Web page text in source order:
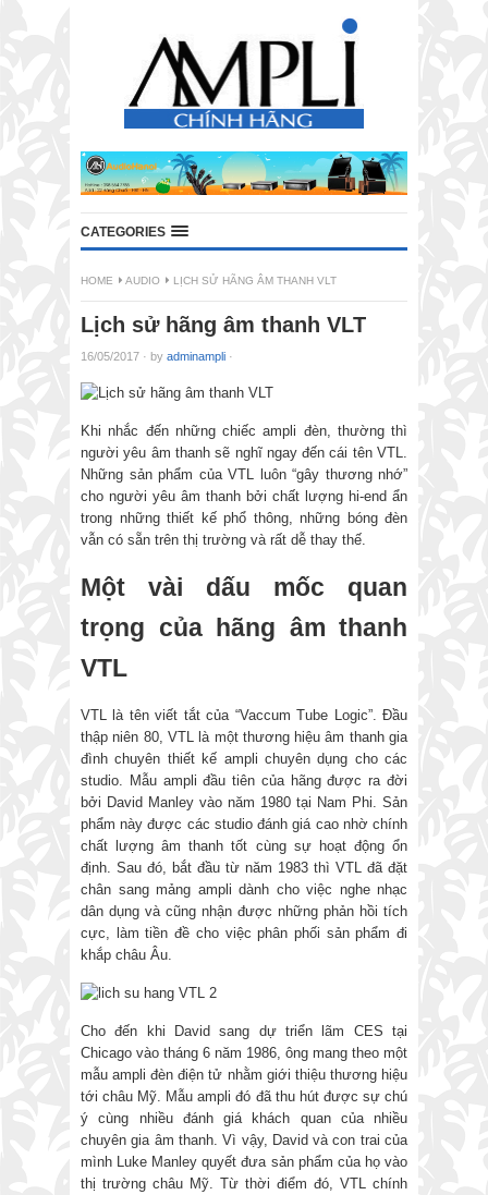
CATEGORIES
HOME AUDIO LỊCH SỬ HÃNG ÂM THANH VLT
Lịch sử hãng âm thanh VLT
16/05/2017 · by adminampli ·
Khi nhắc đến những chiếc ampli đèn, thường thì
người yêu âm thanh sẽ nghĩ ngay đến cái tên VTL.
Những sản phẩm của VTL luôn “gây thương nhớ”
cho người yêu âm thanh bởi chất lượng hi-end ẩn
trong những thiết kế phổ thông, những bóng đèn
vẫn có sẵn trên thị trường và rất dễ thay thế.
Một vài dấu mốc quan
trọng của hãng âm thanh
VTL
VTL là tên viết tắt của “Vaccum Tube Logic”. Đầu
thập niên 80, VTL là một thương hiệu âm thanh gia
đình chuyên thiết kế ampli chuyên dụng cho các
studio. Mẫu ampli đầu tiên của hãng được ra đời
bởi David Manley vào năm 1980 tại Nam Phi. Sản
phẩm này được các studio đánh giá cao nhờ chính
chất lượng âm thanh tốt cùng sự hoạt động ổn
định. Sau đó, bắt đầu từ năm 1983 thì VTL đã đặt
chân sang mảng ampli dành cho việc nghe nhạc
dân dụng và cũng nhận được những phản hồi tích
cực, làm tiền đề cho việc phân phối sản phẩm đi
khắp châu Âu.
Cho đến khi David sang dự triển lãm CES tại
Chicago vào tháng 6 năm 1986, ông mang theo một
mẫu ampli đèn điện tử nhằm giới thiệu thương hiệu
tới châu Mỹ. Mẫu ampli đó đã thu hút được sự chú
ý cùng nhiều đánh giá khách quan của nhiều
chuyên gia âm thanh. Vì vậy, David và con trai của
mình Luke Manley quyết đưa sản phẩm của họ vào
thị trường châu Mỹ. Từ thời điểm đó, VTL chính